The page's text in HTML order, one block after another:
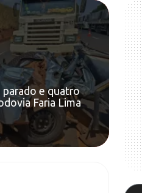
parado e quatro
Faria Lima